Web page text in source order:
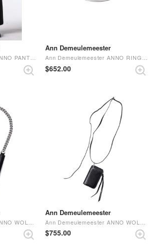
Ann Demeulemeester ANNO PANTS Black
Ann Demeulemeester
Ann Demeulemeester ANNO RING silver
$‌652.00
Ann Demeulemeester ANNO WOLLET Black
Ann Demeulemeester
Ann Demeulemeester ANNO WOLLET Black
$‌755.00